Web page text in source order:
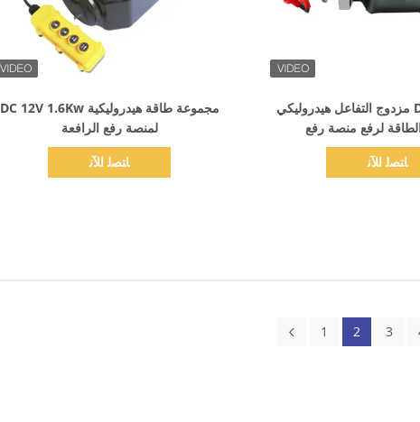
مجموعة طاقة هيدروليكية DC 12V 1.6Kw
لمنصة رفع الرافعة
ﺎﺘﺼﻟ ﺍﻶﻧ
DC 12V 2.5Kw مزدوج التفاعل هيدروليكي
لرفع منصة رفع
ﺎﺘﺼﻟ ﺍﻶﻧ
1 2 3